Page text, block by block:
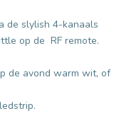
de slylish 4-kanaals
op de RF remote.
de avond warm wit, of